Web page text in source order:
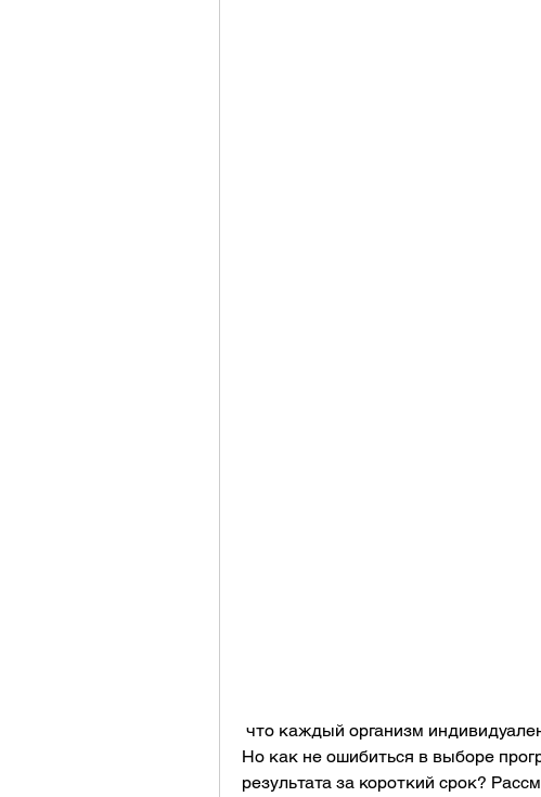
Но как не ошибиться в выборе
результата за короткий срок?